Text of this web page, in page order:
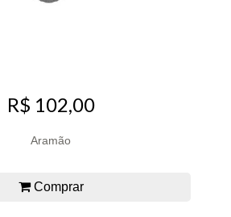
R$ 102,00
Aramão
Comprar